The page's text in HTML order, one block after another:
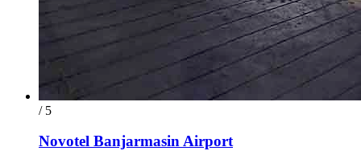
/ 5
Novotel Banjarmasin Airport